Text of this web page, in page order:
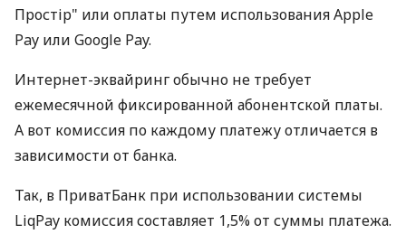
Простір" или оплаты путем использования Apple
Pay или Google Pay.
Интернет-эквайринг обычно не требует
ежемесячной фиксированной абонентской платы.
А вот комиссия по каждому платежу отличается в
зависимости от банка.
Так, в ПриватБанк при использовании системы
LiqPay комиссия составляет 1,5% от суммы платежа.